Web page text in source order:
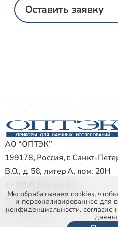
Оставить заявку
АО “ОПТЭК”
199178, Россия, г. Санкт-
В.О., д. 58, литер А, пом. 20Н
+7 (812) 325-55-67
+7 (812) 327-72-22
info@optec.ru
Мы обрабатываем cookies,
и персонализированнее для
конфиденциальности, согласие